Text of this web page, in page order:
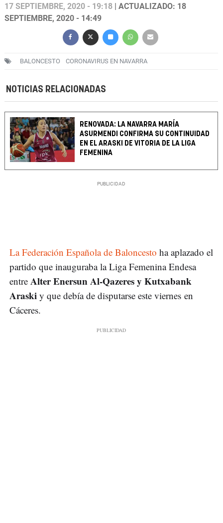
17 SEPTIEMBRE, 2020 - 19:18 | ACTUALIZADO: 18
SEPTIEMBRE, 2020 - 14:49
BALONCESTO CORONAVIRUS EN NAVARRA
NOTICIAS RELACIONADAS
RENOVADA: LA NAVARRA MARÍA
ASURMENDI CONFIRMA SU CONTINUIDAD
EN EL ARASKI DE VITORIA DE LA LIGA
FEMENINA
La Federación Española de Baloncesto ha aplazado el
partido que inauguraba la Liga Femenina Endesa
entre Alter Enersun Al-Qazeres y Kutxabank
Araski y que debía de disputarse este viernes en
Cáceres.